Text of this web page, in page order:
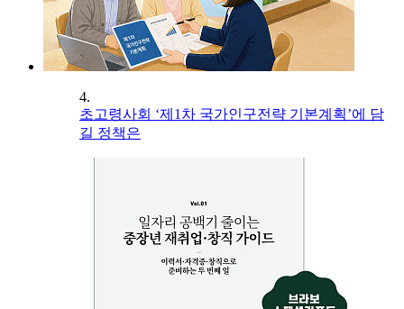
4.
초고령사회 ‘제1차 국가인구전략 기본계획’에 담
길 정책은